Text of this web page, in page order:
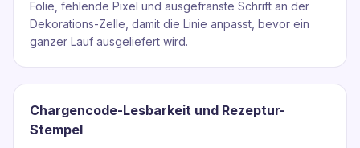
Folie, fehlende Pixel und ausgefranste Schrift an der
Dekorations-Zelle, damit die Linie anpasst, bevor ein
ganzer Lauf ausgeliefert wird.
Chargencode-Lesbarkeit und Rezeptur-
Stempel